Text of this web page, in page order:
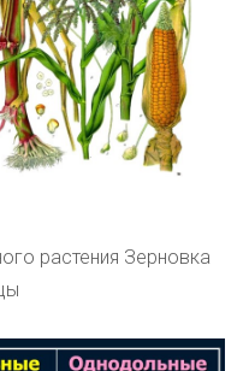
растения Зерновка